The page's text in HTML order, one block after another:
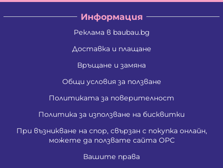
Информация
Реклама в baubau.bg
Доставка и плащане
Връщане и замяна
Общи условия за ползване
Политиката за поверителност
Политика за използване на бисквитки
При възникване на спор, свързан с покупка онлайн,
можете да ползвате сайта ОРС
Вашите права